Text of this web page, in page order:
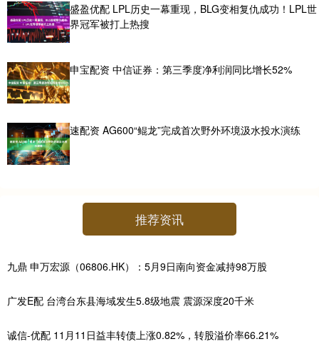
盛盈优配 LPL历史一幕重现，BLG变相复仇成功！LPL世
界冠军被打上热搜
申宝配资 中信证券：第三季度净利润同比增长52%
速配资 AG600“鲲龙”完成首次野外环境汲水投水演练
推荐资讯
九鼎 申万宏源（06806.HK）：5月9日南向资金减持98万股
广发E配 台湾台东县海域发生5.8级地震 震源深度20千米
诚信-优配 11月11日益丰转债上涨0.82%，转股溢价率66.21%